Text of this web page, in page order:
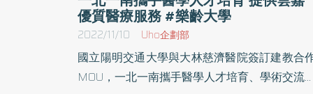
優質醫療服務 #樂齡大學
2022/11/10 Uho企劃部
國立陽明交通大學與大林慈濟醫院簽訂建教合
MOU，一北一南攜手醫學人才培育、學術交流與